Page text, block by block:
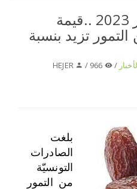
تونس :خلال أكتوبر 2023 ..قيمة
تزيد بنسبة
/
HEJER
بلغت
الصادرات
التونسيّة
من التمور